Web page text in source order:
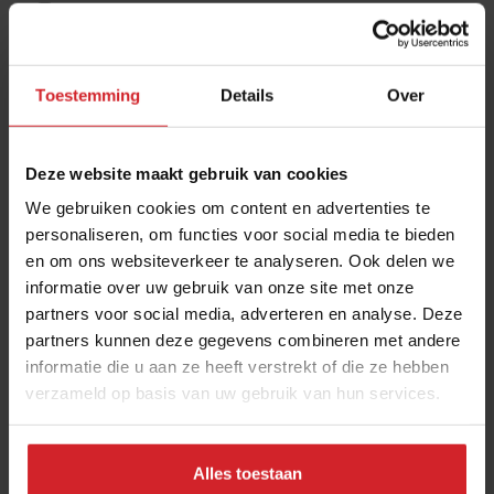
Toestemming Details Over
Deze website maakt gebruik van cookies
We gebruiken cookies om content en advertenties te
personaliseren, om functies voor social media te bieden
en om ons websiteverkeer te analyseren. Ook delen we
informatie over uw gebruik van onze site met onze
partners voor social media, adverteren en analyse. Deze
partners kunnen deze gegevens combineren met andere
informatie die u aan ze heeft verstrekt of die ze hebben
verzameld op basis van uw gebruik van hun services.
Alles toestaan
THANKS
ontvangen met de laatste trends, culinaire inspiratie en
voor meer informatie.
Verzend
Best gelezen artikelen
Van oploskoffie tot koffiechampagne
7 augustus 2026| 6 min
Dynamische tijd voor Bakker Bart: van
9 naar 14 miljoen bezoekers door to